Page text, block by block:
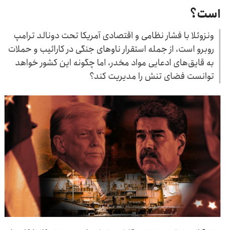
است؟
ونزوئلا با فشار نظامی و اقتصادی آمریکا تحت دونالد ترامپ
روبرو است، از جمله استقرار ناوهای جنگی در کارائیب و حملات
به قایق‌های ادعایی مواد مخدر، اما چگونه این کشور خواهد
توانست فضای تنش را مدیریت کند؟